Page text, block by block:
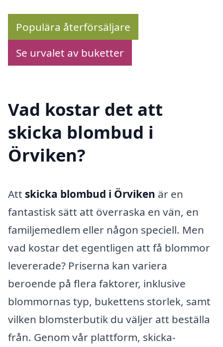
Populära återförsäljare
Se urvalet av buketter
Vad kostar det att
skicka blombud i
Örviken?
Att skicka blombud i Örviken är en
fantastisk sätt att överraska en vän, en
familjemedlem eller någon speciell. Men
vad kostar det egentligen att få blommor
levererade? Priserna kan variera
beroende på flera faktorer, inklusive
blommornas typ, bukettens storlek, samt
vilken blomsterbutik du väljer att beställa
från. Genom vår plattform, skicka-